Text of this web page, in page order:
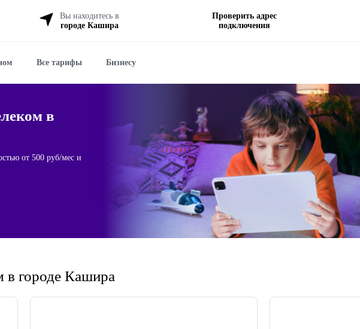
Вы находитесь в
городе Кашира
Проверить адрес
подключения
Все тарифы Бизнесу
в
от 500 руб/мес и
в городе Кашира